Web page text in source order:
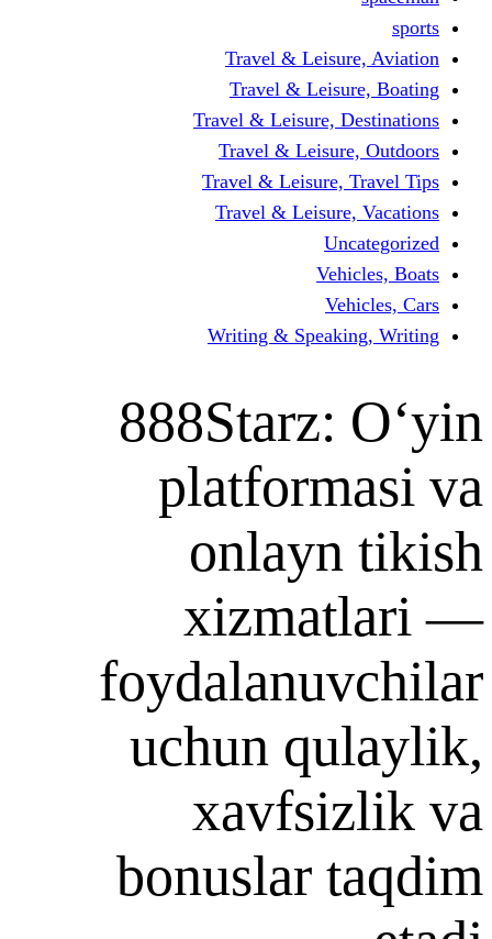
Travel &
Travel &
Travel & Leisure,
Travel &
Travel & Leisure,
Travel &
Writing &
uchun
bonuslar